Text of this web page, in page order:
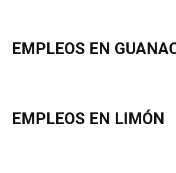
EMPLEOS EN
EMPLEOS EN LIMÓN